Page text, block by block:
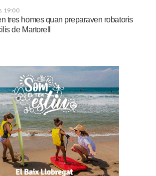
19:00
tres homes quan preparaven robatoris
de Martorell